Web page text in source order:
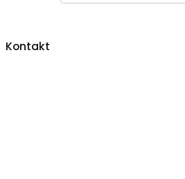
Kontakt